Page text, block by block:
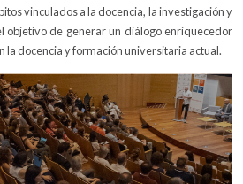
vinculados a la docencia, la investigación y
objetivo de generar un diálogo enriquecedor
la docencia y formación universitaria actual.